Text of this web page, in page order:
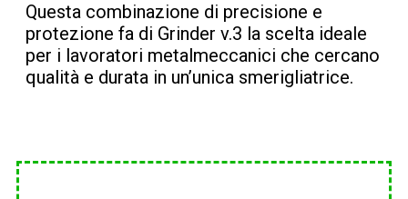
Questa combinazione di precisione e
protezione fa di Grinder v.3 la scelta ideale
per i lavoratori metalmeccanici che cercano
qualità e durata in un’unica smerigliatrice.